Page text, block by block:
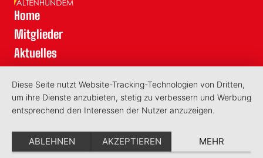
Home
Mitglieder
Aktuelles
Schatzkarte
Datenschutz
©2026 - Aktionsring Lennestadt-Altenhundem e.V.
Diese Seite nutzt Website-Tracking-Technologien von Dritten,
um ihre Dienste anzubieten, stetig zu verbessern und Werbung
entsprechend den Interessen der Nutzer anzuzeigen.
ABLEHNEN AKZEPTIEREN MEHR